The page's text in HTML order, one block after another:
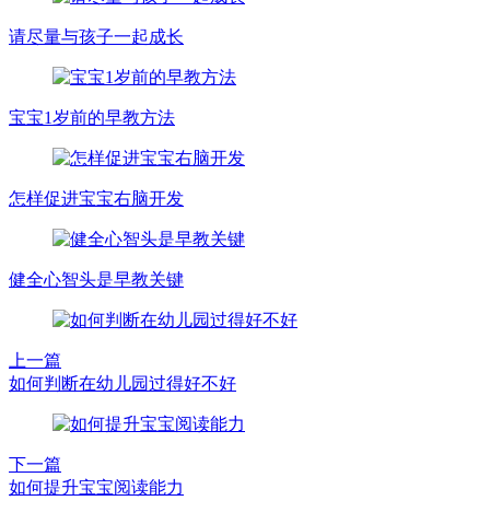
请尽量与孩子一起成长
宝宝1岁前的早教方法
怎样促进宝宝右脑开发
健全心智头是早教关键
上一篇
如何判断在幼儿园过得好不好
下一篇
如何提升宝宝阅读能力